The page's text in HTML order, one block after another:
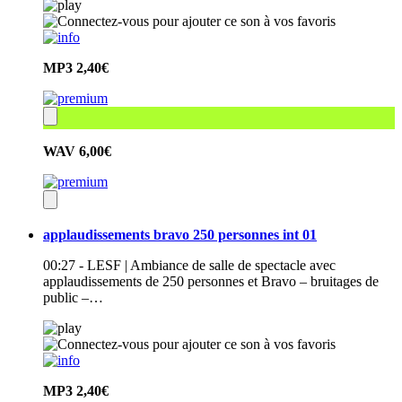
MP3 2,40€
WAV 6,00€
applaudissements bravo 250 personnes int 01
00:27 - LESF | Ambiance de salle de spectacle avec
applaudissements de 250 personnes et Bravo – bruitages de
public –…
MP3 2,40€